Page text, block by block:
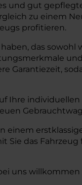
und gut
zu einem
profitieren.
das sowohl
Garantiezeit,
Ihre
einem
das Fahrzeug
uns